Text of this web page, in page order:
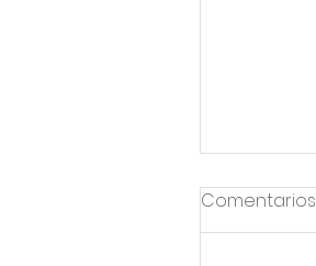
Comentarios